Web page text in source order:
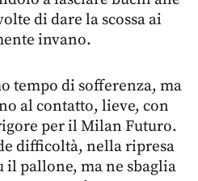
di dare la scossa ai
invano.
tempo di sofferenza, ma
al contatto, lieve, con
per il Milan Futuro.
difficoltà, nella ripresa
il pallone, ma ne sbaglia